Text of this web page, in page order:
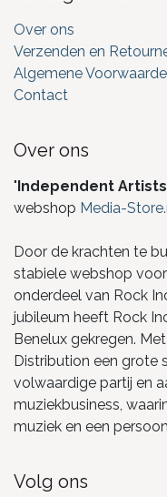
Over ons
Verzenden en
Algemene
Contact
Over ons
" Independent
webshop Media-
Door de krachten te
stabiele webshop
onderdeel van Rock
jubileum heeft Rock
Benelux gekregen.
Distribution een grote
volwaardige partij en
muziekbusiness,
muziek en een
Volg ons